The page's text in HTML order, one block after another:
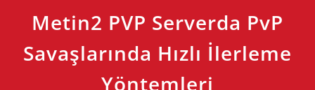
Metin2 PVP Serverda PvP
Savaşlarında Hızlı İlerleme
Yöntemleri